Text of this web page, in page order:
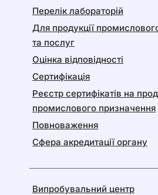
Перелік лабораторій
Для продукції
та послуг
Оцінка відповідності
Сертифікація
Реєстр сертифікатів на
промислового призначення
Повноваження
Сфера акредитації органу
Випробувальний центр